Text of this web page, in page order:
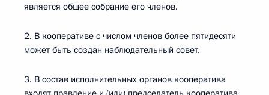
является общее собрание его членов.
2. В кооперативе с числом членов более пятидесяти
может быть создан наблюдательный совет.
3. В состав исполнительных органов кооператива